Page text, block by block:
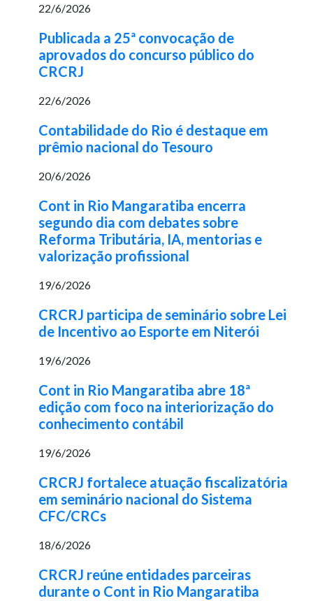
22/6/2026
Publicada a 25ª convocação de
aprovados do concurso público do
CRCRJ
22/6/2026
Contabilidade do Rio é destaque em
prêmio nacional do Tesouro
20/6/2026
Cont in Rio Mangaratiba encerra
segundo dia com debates sobre
Reforma Tributária, IA, mentorias e
valorização profissional
19/6/2026
CRCRJ participa de seminário sobre Lei
de Incentivo ao Esporte em Niterói
19/6/2026
Cont in Rio Mangaratiba abre 18ª
edição com foco na interiorização do
conhecimento contábil
19/6/2026
CRCRJ fortalece atuação fiscalizatória
em seminário nacional do Sistema
CFC/CRCs
18/6/2026
CRCRJ reúne entidades parceiras
durante o Cont in Rio Mangaratiba